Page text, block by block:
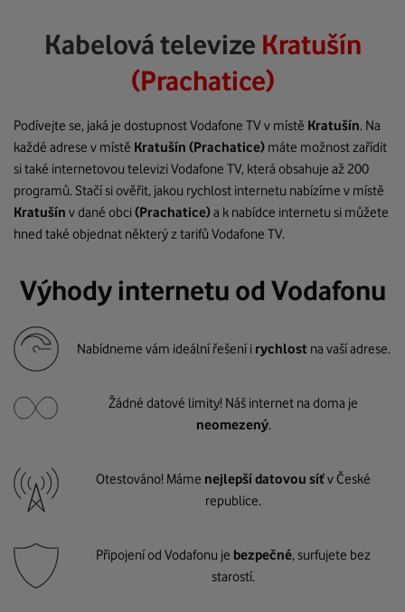
Kabelová televize Kratušín
(Prachatice)
Podívejte se, jaká je dostupnost Vodafone TV v místě Kratušín. Na
každé adrese v místě Kratušín (Prachatice) máte možnost zařídit
si také internetovou televizi Vodafone TV, která obsahuje až 200
programů. Stačí si ověřit, jakou rychlost internetu nabízíme v místě
Kratušín v dané obci(Prachatice)a k nabídce internetu si můžete
hned také objednat některý z tarifů Vodafone TV.
Výhody internetu od Vodafonu
Nabídneme vám ideální řešení i rychlost na vaší adrese.
Žádné datové limity! Náš internet na doma je
neomezený.
Otestováno! Máme nejlepší datovou síťv České
republice.
Připojení od Vodafonu je bezpečné, surfujete bez
starostí.